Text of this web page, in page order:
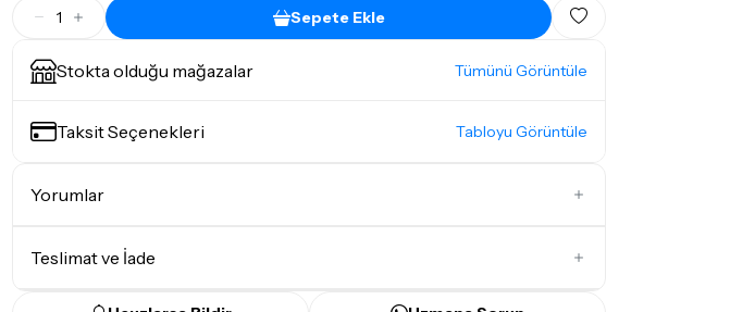
1 Sepete Ekle
Stokta olduğu mağazalar Tümünü Görüntüle
Taksit Seçenekleri Tabloyu Görüntüle
Yorumlar
Teslimat ve İade